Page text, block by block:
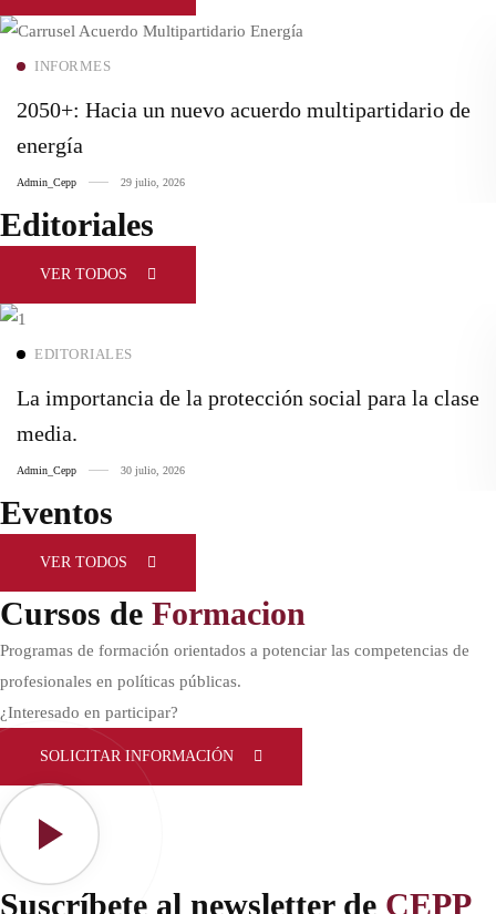
INFORMES
2050+: Hacia un nuevo acuerdo multipartidario de
energía
Admin_Cepp 29 julio, 2026
Editoriales
VER TODOS
EDITORIALES
La importancia de la protección social para la clase
media.
Admin_Cepp 30 julio, 2026
Eventos
VER TODOS
Cursos de Formacion
Programas de formación orientados a potenciar las competencias de
profesionales en políticas públicas.
¿Interesado en participar?
SOLICITAR INFORMACIÓN
Suscríbete al newsletter de CEPP